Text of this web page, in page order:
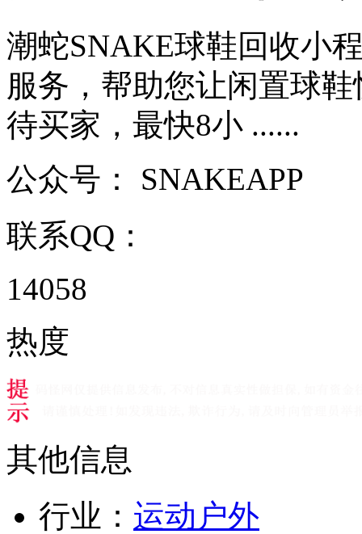
潮蛇SNAKE球鞋回收小
服务，帮助您让闲置球
待买家，最快8小 ......
公众号： SNAKEAPP
联系QQ：
14058
热度
其他信息
行业： 运动户外